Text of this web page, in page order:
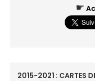
☛
2015-2021 : CARTES